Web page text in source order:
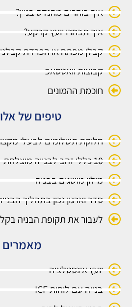
איך בוחרים מהנדס בניין?
איך תבחרו יועץ קרקע?
קבלן מפתח או הפרדת
קבוצות וואטסאפ
חוכמת ההמונים
טיפים של
חלוקת תשלומים לבעלי
10 כללי זהב לבנייה מוצלחת
מילון מושגים בבניה
סדר וארגון נכון בתהליך
לעבור את תקופת הבניה
מאמרים
יועץ אינסטלציה
בנייה עם לוחות ICF